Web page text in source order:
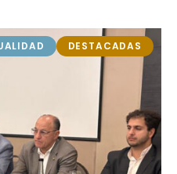
DESTACADAS